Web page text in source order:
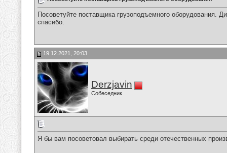
Посоветуйте поставщика грузоподъемного оборудования.
спасибо.
19.12.2021, 20:03
Derzjavin
Собеседник
Я бы вам посоветовал выбирать среди отечественных